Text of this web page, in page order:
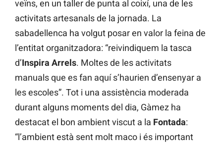
veïns, en un taller de punta al coixí, una de les
activitats artesanals de la jornada. La
sabadellenca ha volgut posar en valor la feina de
l’entitat organitzadora: “reivindiquem la tasca
d’Inspira Arrels. Moltes de les activitats
manuals que es fan aquí s’haurien d’ensenyar a
les escoles”. Tot i una assistència moderada
durant alguns moments del dia, Gàmez ha
destacat el bon ambient viscut a la Fontada:
“l’ambient està sent molt maco i és important